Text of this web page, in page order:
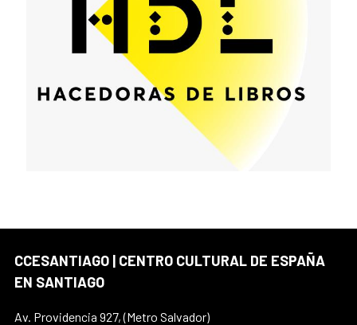
CCESANTIAGO | CENTRO CULTURAL DE ESPAÑA
EN SANTIAGO
Av. Providencia 927, (Metro Salvador)